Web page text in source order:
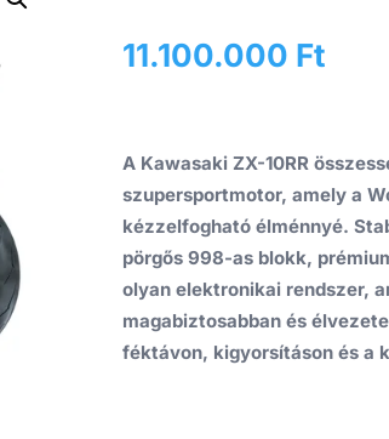
11.100.000 Ft
A Kawasaki ZX-10RR
szupersportmotor, amely a
kézzelfogható élménnyé.
pörgős 998-as blokk,
olyan elektronikai rendszer,
magabiztosabban és
féktávon, kigyorsításon és a